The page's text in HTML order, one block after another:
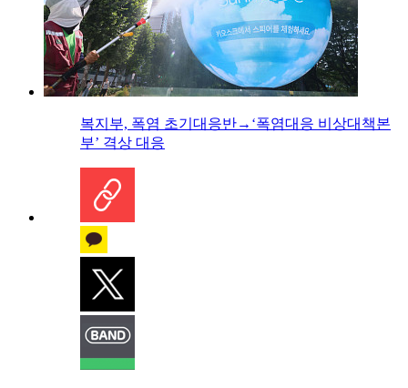
복지부, 폭염 초기대응반→‘폭염대응 비상대책본
부’ 격상 대응